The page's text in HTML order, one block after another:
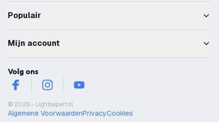
Populair
Mijn account
Volg ons
facebookinstagramyoutube
© 2026 - Lightexpert.nl
Algemene VoorwaardenPrivacyCookies